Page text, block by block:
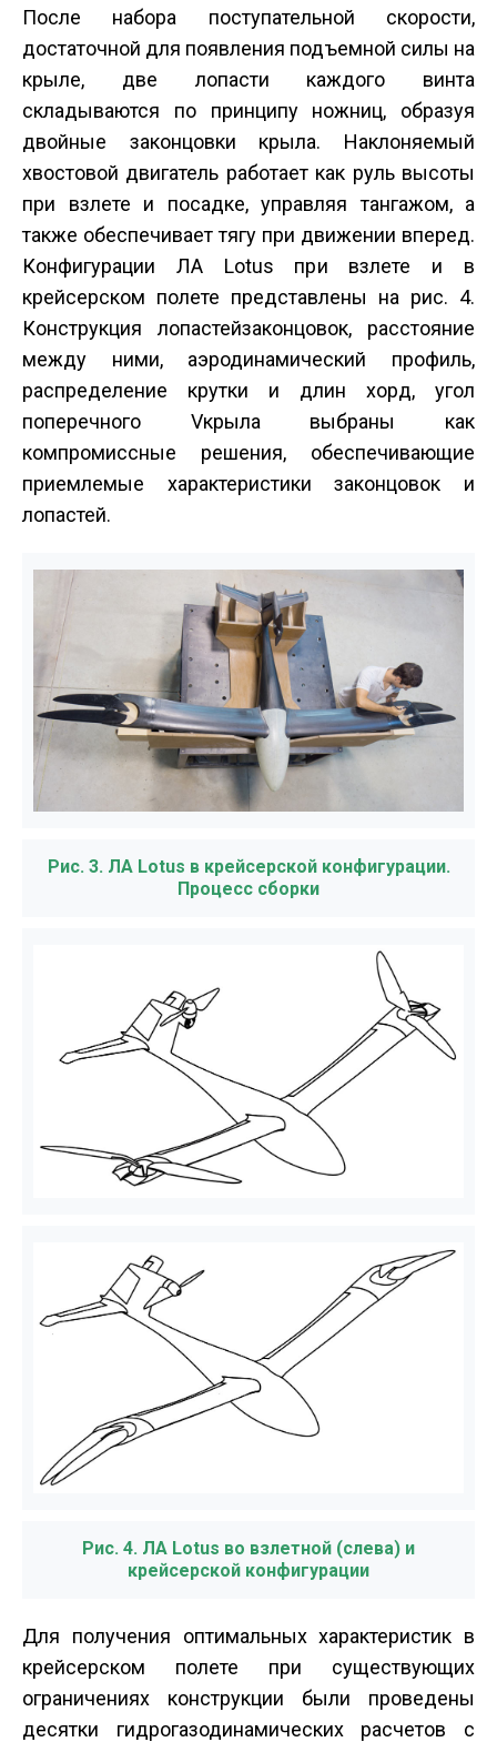
После набора поступательной скорости,
достаточной для появления подъемной силы на
крыле, две лопасти каждого винта
складываются по принципу ножниц, образуя
двойные законцовки крыла. Наклоняемый
хвостовой двигатель работает как руль высоты
при взлете и посадке, управляя тангажом, а
также обеспечивает тягу при движении вперед.
Конфигурации ЛА Lotus при взлете и в
крейсерском полете представлены на рис. 4.
Конструкция лопастей­законцовок, расстояние
между ними, аэродинамический профиль,
распределение крутки и длин хорд, угол
поперечного V­крыла выбраны как
компромиссные решения, обеспечивающие
приемлемые характеристики законцовок и
лопастей.
Рис. 3. ЛА Lotus в крейсерской конфигурации.
Процесс сборки
Рис. 4. ЛА Lotus во взлетной (слева) и
крейсерской конфигурации
Для получения оптимальных характеристик в
крейсерском полете при существующих
ограничениях конструкции были проведены
десятки гидрогазодинамических расчетов с